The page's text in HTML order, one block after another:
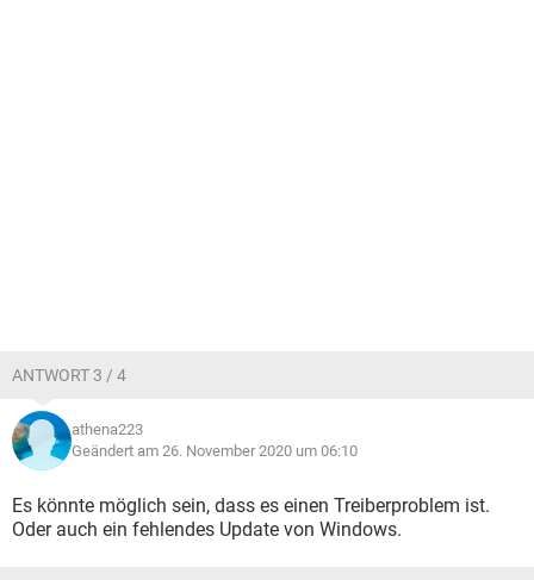
ANTWORT 3 / 4
athena223
Geändert am 26. November 2020 um 06:10
Es könnte möglich sein, dass es einen Treiberproblem ist.
Oder auch ein fehlendes Update von Windows.